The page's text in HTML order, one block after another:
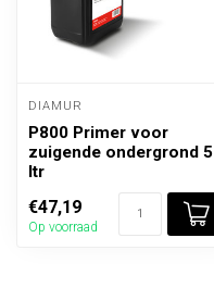
DIAMUR
P800 Primer voor
zuigende ondergrond 5
ltr
€47,19
Op voorraad